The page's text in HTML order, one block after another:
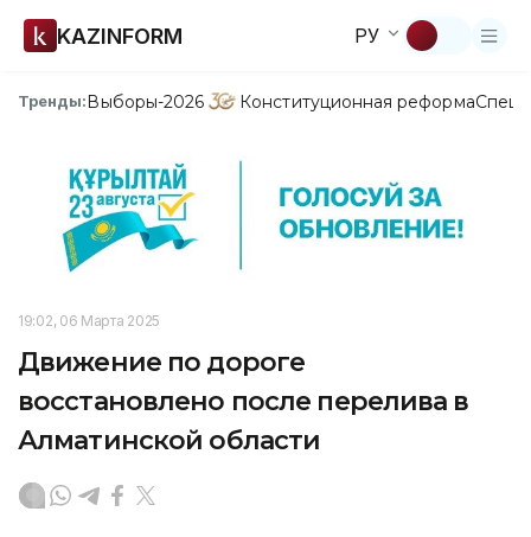
KAZINFORM РУ
Тренды:Выборы-2026 Конституционная реформа
19:02, 06 Марта 2025
Движение по дороге
восстановлено после перелива в
Алматинской области